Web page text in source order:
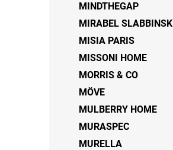
MINDTHEGAP
MIRABEL SLABBINSK
MISIA PARIS
MISSONI HOME
MORRIS & CO
MÖVE
MULBERRY HOME
MURASPEC
MURELLA